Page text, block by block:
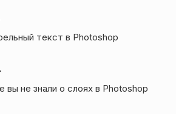
текст в Photoshop
вы не знали о слоях в Photoshop